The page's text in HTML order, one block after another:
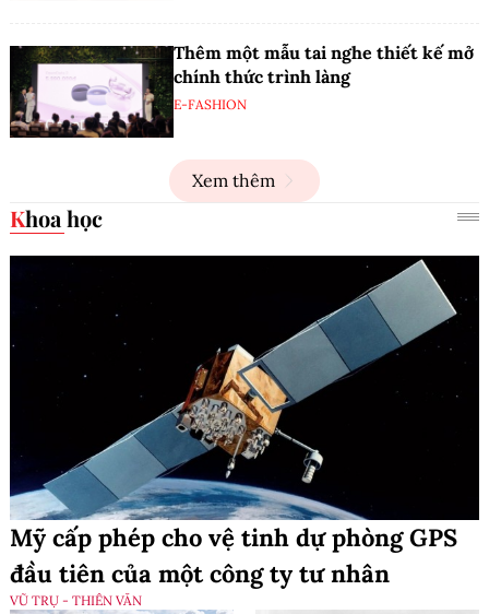
Thêm một mẫu tai nghe thiết kế mở
chính thức trình làng
E-FASHION
Xem thêm
Khoa học
Mỹ cấp phép cho vệ tinh dự phòng GPS
đầu tiên của một công ty tư nhân
VŨ TRỤ - THIÊN VĂN